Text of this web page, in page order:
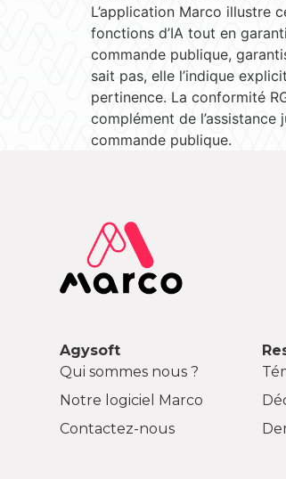
L’application Marco illustre
fonctions d’IA tout en
commande publique,
sait pas, elle l’indique
pertinence. La conformité
complément de
commande publique.
Agysoft
Qui sommes nous ?
Notre logiciel Marco
Contactez-nous